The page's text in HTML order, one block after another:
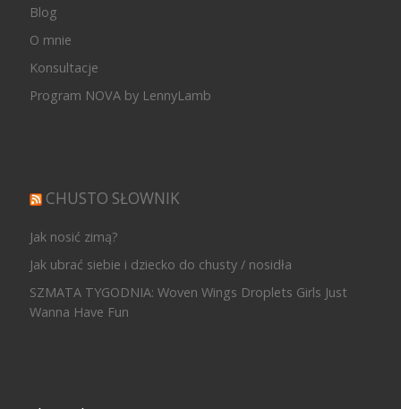
Blog
O mnie
Konsultacje
Program NOVA by LennyLamb
CHUSTO SŁOWNIK
Jak nosić zimą?
Jak ubrać siebie i dziecko do chusty / nosidła
SZMATA TYGODNIA: Woven Wings Droplets Girls Just
Wanna Have Fun